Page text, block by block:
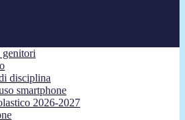
disciplina
smartphone
2026-2027